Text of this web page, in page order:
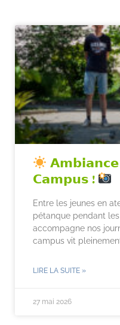
𝗔𝗺𝗯𝗶𝗮𝗻𝗰𝗲
𝗖𝗮𝗺𝗽𝘂𝘀 !
Entre les jeunes en
pétanque pendant
accompagne nos
campus vit
LIRE LA SUITE »
27 mai 2026